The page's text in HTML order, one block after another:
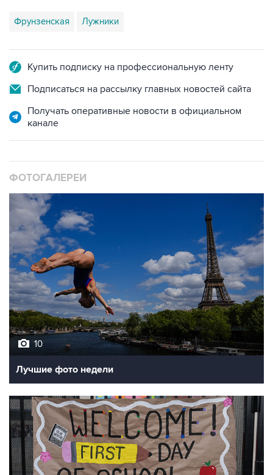
Фрунзенская Лужники
Купить подписку на профессиональную ленту
Подписаться на рассылку главных новостей сайта
Получать оперативные новости в официальном
канале
ФОТОГАЛЕРЕИ
10
Лучшие фото недели